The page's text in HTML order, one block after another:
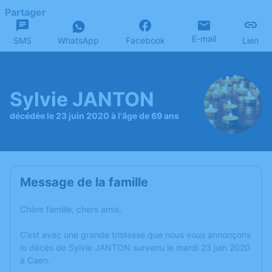
Partager
SMS WhatsApp Facebook E-mail Lien
Sylvie JANTON
décédée le 23 juin 2020 à l'âge de 69 ans
Message de la famille
Chère famille, chers amis,
C’est avec une grande tristesse que nous vous annonçons
le décès de Sylvie JANTON survenu le mardi 23 juin 2020
à Caen.